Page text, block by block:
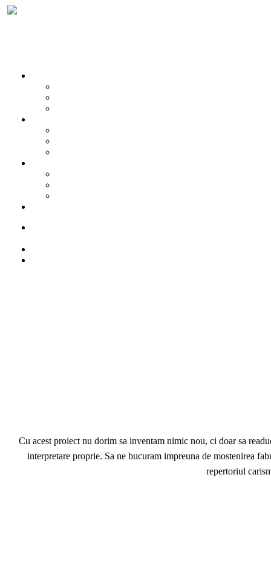
Cu acest proiect nu dorim sa inventam nimic nou, ci doar sa
interpretare proprie. Sa ne bucuram impreuna de mostenirea
repertoriul